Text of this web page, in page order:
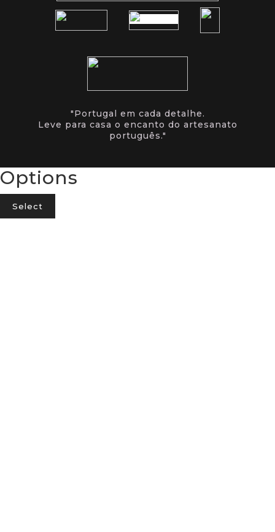
"Portugal em cada detalhe.
Leve para casa o encanto do artesanato
português."
Options
Select